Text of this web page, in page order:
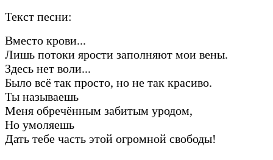
Текст песни:
Вместо крови...
Лишь потоки ярости заполняют мои вены.
Здесь нет воли...
Было всё так просто, но не так красиво.
Ты называешь
Меня обречённым забитым уродом,
Но умоляешь
Дать тебе часть этой огромной свободы!